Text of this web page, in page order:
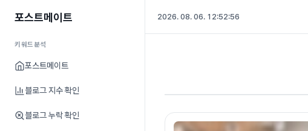
포스트메이트
키워드분석
포스트메이트
블로그 지수 확인
블로그 누락 확인
2026. 08. 06. 12:52:57